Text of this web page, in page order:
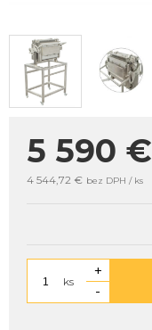
5 590 €
4 544,72 € bez DPH / ks
ks
+
-